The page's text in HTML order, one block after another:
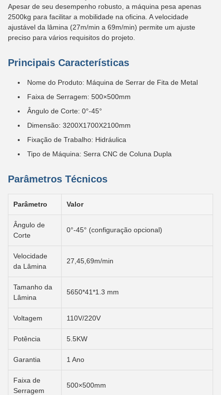
Apesar de seu desempenho robusto, a máquina pesa apenas
2500kg para facilitar a mobilidade na oficina. A velocidade
ajustável da lâmina (27m/min a 69m/min) permite um ajuste
preciso para vários requisitos do projeto.
Principais Características
Nome do Produto: Máquina de Serrar de Fita de Metal
Faixa de Serragem: 500×500mm
Ângulo de Corte: 0°-45°
Dimensão: 3200X1700X2100mm
Fixação de Trabalho: Hidráulica
Tipo de Máquina: Serra CNC de Coluna Dupla
Parâmetros Técnicos
Parâmetro Valor
Ângulo de
Corte
0°-45° (configuração opcional)
Velocidade
da Lâmina
27,45,69m/min
Tamanho da
Lâmina
5650*41*1.3 mm
Voltagem 110V/220V
Potência 5.5KW
Garantia 1 Ano
Faixa de
Serragem
500×500mm